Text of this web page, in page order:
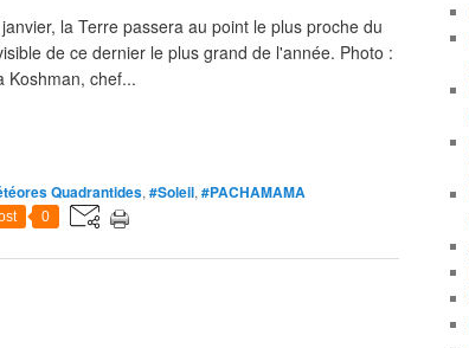
la Terre passera au point le plus proche du
de ce dernier le plus grand de l'année. Photo :
Koshman, chef...
Quadrantides, #Soleil, #PACHAMAMA
0